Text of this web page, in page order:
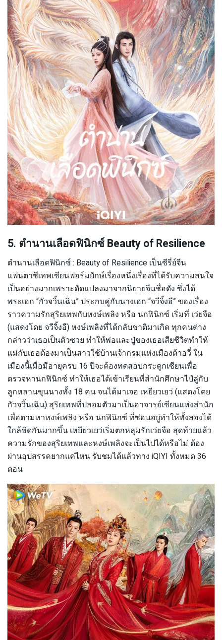
5. ตำนานเลือดฟินิกซ์ Beauty of Resilience
ตำนานเลือดฟินิกซ์ : Beauty of Resilience เป็นซีรี่ย์จีน
แฟนตาซีเทพเซียนฟอร์มยักษ์เรื่องหนึ่งเรื่องที่ได้รับความสนใจ
เป็นอย่างมากเพราะดัดแปลงมาจากนิยายจีนชื่อดัง ซึ่งได้
พระเอก “กัวจวิ้นเฉิน” ประกบคู่กับนางเอก “จวีจิ้งอี” ของเรื่อง
ราวความรักสุริยเทพกับหงษ์เพลิง หรือ นกฟินิกซ์ เริ่มที่ เว่ยจือ
(แสดงโดย จวีจิ้งอี) หงษ์เพลิงที่ได้กลับชาติมาเกิด ทุกคนต่าง
กล่าวว่าเธอเป็นตัวซวย ทำให้พ่อและปู่ของเธอเสียชีวิตทำให้
แม่กับเธอต้องมาเป็นสาวใช้บ้านเจ้ากรมแห่งเมืองต้าอวี๋ ใน
เมืองนี้เมื่อมีอายุครบ 16 ปีจะต้องทดสอบกระดูกเซียนเพื่อ
ตรวจหานกฟินิกซ์ ทำให้เธอได้เข้าเรียนที่สำนักศึกษาไป๋ลู่กับ
ลูกหลานขุนนางทั้ง 18 คน จนได้มาเจอ เหยียวเยว่ (แสดงโดย
กัวจวิ้นเฉิน) สุริยเทพที่ปลอมตัวมาเป็นอาจารย์เซียนแห่งสำนัก
เพื่อตามหาหงษ์เพลิง หรือ นกฟินิกซ์ ที่ซ่อนอยู่ทำให้ทั้งสองได้
ใกล้ชิดกันมากขึ้น เหยียวเยว่เริ่มตกหลุมรักเว่ยจือ สุดท้ายแล้ว
ความรักของสุริยเทพและหงษ์เพลิงจะเป็นไปได้หรือไม่ ต้อง
ผ่านอุปสรรคยากแค่ไหน รับชมได้แล้วทาง iQIYI ทั้งหมด 36
ตอน